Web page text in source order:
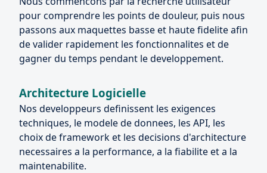
pour comprendre les points de douleur, puis nous
passons aux maquettes basse et haute fidelite afin
de valider rapidement les fonctionnalites et de
gagner du temps pendant le developpement.
Architecture Logicielle
Nos developpeurs definissent les exigences
techniques, le modele de donnees, les API, les
choix de framework et les decisions d'architecture
necessaires a la performance, a la fiabilite et a la
maintenabilite.